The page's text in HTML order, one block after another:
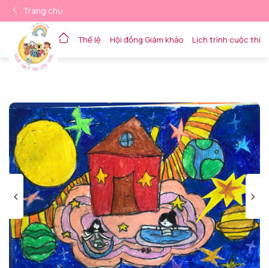
Trang chủ
Thể lệ Hội đồng Giám khảo Lịch trình cuộc thi
Về trang chủ
>
<